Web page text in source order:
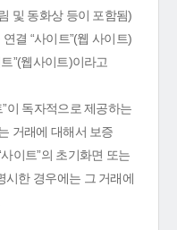
및 동화상 등이 포함됨)
결 “사이트”(웹 사이트)
”(웹사이트)이라고
이 독자적으로 제공하는
거래에 대해서 보증
이트”의 초기화면 또는
시한 경우에는 그 거래에